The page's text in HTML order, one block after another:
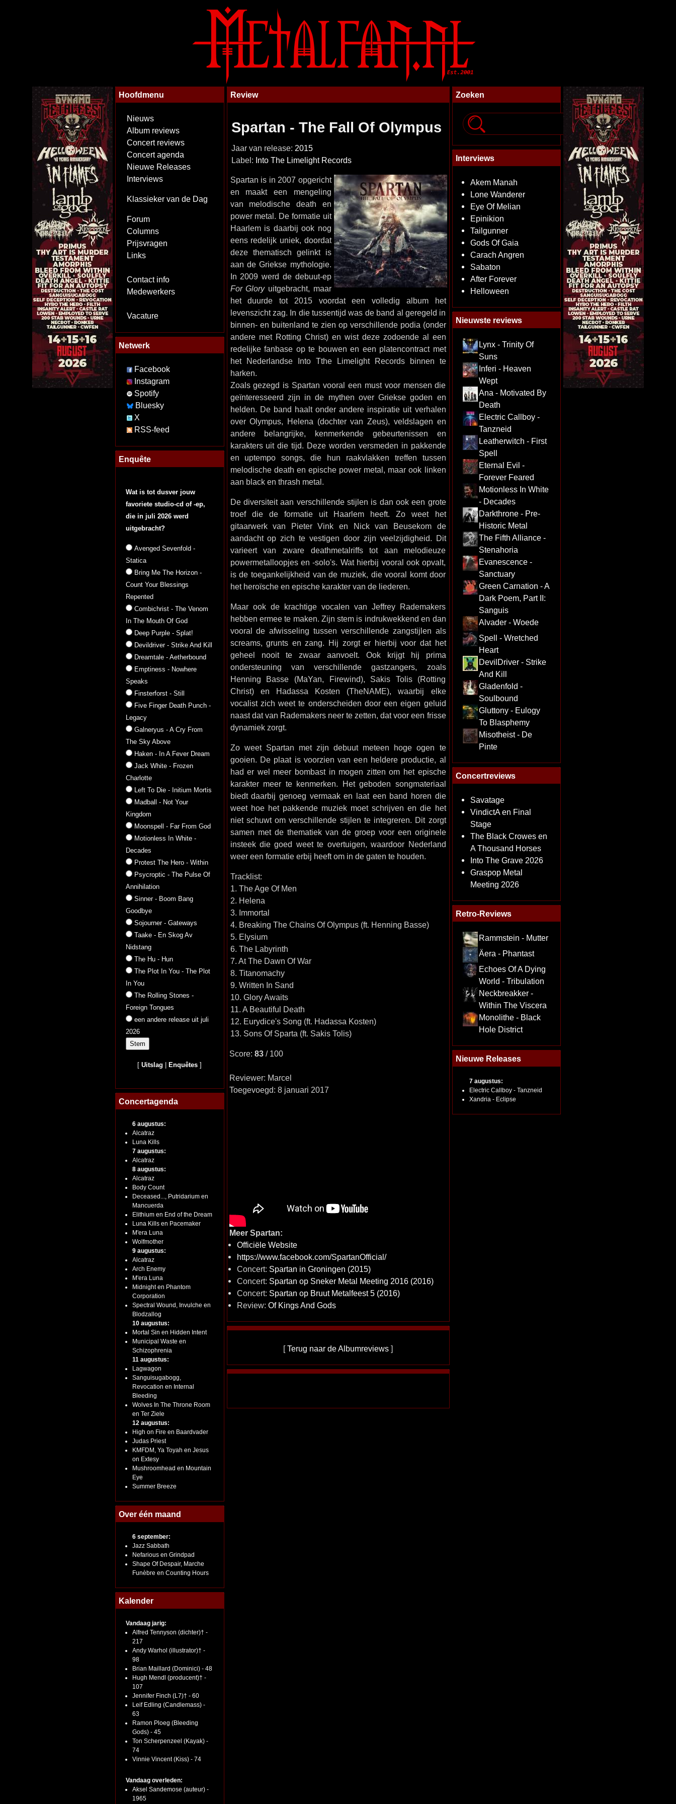
Hoofdmenu
Nieuws
Album reviews
Concert reviews
Concert agenda
Nieuwe Releases
Interviews
Klassieker van de Dag
Forum
Columns
Prijsvragen
Links
Contact info
Medewerkers
Vacature
Netwerk
Facebook
Instagram
Spotify
Bluesky
X
RSS-feed
Enquête
Wat is tot dusver jouw
favoriete studio-cd of -ep,
die in juli 2026 werd
uitgebracht?
Avenged Sevenfold -
Statica
Bring Me The Horizon -
Count Your Blessings
Repented
Combichrist - The Venom
In The Mouth Of God
Deep Purple - Splat!
Devildriver - Strike And Kill
Dreamtale - Aetherbound
Emptiness - Nowhere
Speaks
Finsterforst - Still
Five Finger Death Punch -
Legacy
Galneryus - A Cry From
The Sky Above
Haken - In A Fever Dream
Jack White - Frozen
Charlotte
Left To Die - Initium Mortis
Madball - Not Your
Kingdom
Moonspell - Far From God
Motionless In White -
Decades
Protest The Hero - Within
Psycroptic - The Pulse Of
Annihilation
Sinner - Boom Bang
Goodbye
Sojourner - Gateways
Taake - En Skog Av
Nidstang
The Hu - Hun
The Plot In You - The Plot
In You
The Rolling Stones -
Foreign Tongues
een andere release uit juli
2026
[Uitslag Enquêtes ]
Concertagenda
6 augustus:
Alcatraz
Luna Kills
7 augustus:
Alcatraz
8 augustus:
Alcatraz
Body Count
Deceased..., Putridarium en
Mancuerda
Elithium en End of the Dream
Luna Kills en Pacemaker
M'era Luna
Wolfmother
9 augustus:
Alcatraz
Arch Enemy
M'era Luna
Midnight en Phantom
Corporation
Spectral Wound, Invulche en
Blodzallog
10 augustus:
Mortal Sin en Hidden Intent
Municipal Waste en
Schizophrenia
11 augustus:
Lagwagon
Sanguisugabogg,
Revocation en Internal
Bleeding
Wolves In The Throne Room
en Ter Ziele
12 augustus:
High on Fire en Baardvader
Judas Priest
KMFDM, Ya Toyah en Jesus
on Extesy
Mushroomhead en Mountain
Eye
Summer Breeze
Over één maand
6 september:
Jazz Sabbath
Nefarious en Grindpad
Shape Of Despair, Marche
Funèbre en Counting Hours
Kalender
Vandaag jarig:
Alfred Tennyson (dichter)† -
217
Andy Warhol (illustrator)† -
98
Brian Maillard (Dominici) - 48
Hugh Mendl (producent)† -
107
Jennifer Finch (L7)† - 60
Leif Edling (Candlemass) -
63
Ramon Ploeg (Bleeding
Gods) - 45
Ton Scherpenzeel (Kayak) -
74
Vinnie Vincent (Kiss) - 74
Vandaag overleden:
Aksel Sandemose (auteur) -
1965
Review
Spartan - The Fall Of Olympus
Jaar van release: 2015
Label: Into The Limelight Records
Spartan is in 2007 opgericht
en maakt een mengeling
van melodische death en
power metal. De formatie uit
Haarlem is daarbij ook nog
eens redelijk uniek, doordat
deze thematisch gelinkt is
aan de Griekse mythologie.
In 2009 werd de debuut-ep
For Gloryuitgebracht, maar
het duurde tot 2015 voordat een volledig album het
levenszicht zag. In die tussentijd was de band al geregeld in
binnen- en buitenland te zien op verschillende podia (onder
andere met Rotting Christ) en wist deze zodoende al een
redelijke fanbase op te bouwen en een platencontract met
het Nederlandse Into Tthe Limelight Records binnen te
harken.
Zoals gezegd is Spartan vooral een must voor mensen die
geïnteresseerd zijn in de mythen over Griekse goden en
helden. De band haalt onder andere inspiratie uit verhalen
over Olympus, Helena (dochter van Zeus), veldslagen en
andere belangrijke, kenmerkende gebeurtenissen en
karakters uit die tijd. Deze worden versmeden in pakkende
en uptempo songs, die hun raakvlakken treffen tussen
melodische death en epische power metal, maar ook linken
aan black en thrash metal.
De diversiteit aan verschillende stijlen is dan ook een grote
troef die de formatie uit Haarlem heeft. Zo weet het
gitaarwerk van Pieter Vink en Nick van Beusekom de
aandacht op zich te vestigen door zijn veelzijdigheid. Dit
varieert van zware deathmetalriffs tot aan melodieuze
powermetalloopjes en -solo's. Wat hierbij vooral ook opvalt,
is de toegankelijkheid van de muziek, die vooral komt door
het heroïsche en epische karakter van de liederen.
Maar ook de krachtige vocalen van Jeffrey Rademakers
hebben ermee te maken. Zijn stem is indrukwekkend en dan
vooral de afwisseling tussen verschillende zangstijlen als
screams, grunts en zang. Hij zorgt er hierbij voor dat het
geheel nooit te zwaar aanvoelt. Ook krijgt hij prima
ondersteuning van verschillende gastzangers, zoals
Henning Basse (MaYan, Firewind), Sakis Tolis (Rotting
Christ) en Hadassa Kosten (TheNAME), waarbij elke
vocalist zich weet te onderscheiden door een eigen geluid
naast dat van Rademakers neer te zetten, dat voor een frisse
dynamiek zorgt.
Zo weet Spartan met zijn debuut meteen hoge ogen te
gooien. De plaat is voorzien van een heldere productie, al
had er wel meer bombast in mogen zitten om het epische
karakter meer te kenmerken. Het geboden songmateriaal
biedt daarbij genoeg vermaak en laat een band horen die
weet hoe het pakkende muziek moet schrijven en die het
niet schuwt om verschillende stijlen te integreren. Dit zorgt
samen met de thematiek van de groep voor een originele
insteek die goed weet te overtuigen, waardoor Nederland
weer een formatie erbij heeft om in de gaten te houden.
Tracklist:
1. The Age Of Men
2. Helena
3. Immortal
4. Breaking The Chains Of Olympus (ft. Henning Basse)
5. Elysium
6. The Labyrinth
7. At The Dawn Of War
8. Titanomachy
9. Written In Sand
10. Glory Awaits
11. A Beautiful Death
12. Eurydice's Song (ft. Hadassa Kosten)
13. Sons Of Sparta (ft. Sakis Tolis)
Score: 83/ 100
Reviewer: Marcel
Toegevoegd: 8 januari 2017
Meer Spartan:
Officiële Website
https://www.facebook.com/SpartanOfficial/
Concert: Spartan in Groningen (2015)
Concert: Spartan op Sneker Metal Meeting 2016 (2016)
Concert: Spartan op Bruut Metalfeest 5 (2016)
Review: Of Kings And Gods
[Terug naar de Albumreviews ]
Zoeken
Interviews
Akem Manah
Lone Wanderer
Eye Of Melian
Epinikion
Tailgunner
Gods Of Gaia
Carach Angren
Sabaton
After Forever
Helloween
Nieuwste reviews
Lynx - Trinity Of
Suns
Inferi - Heaven
Wept
Ana - Motivated By
Death
Electric Callboy -
Tanzneid
Leatherwitch - First
Spell
Eternal Evil -
Forever Feared
Motionless In White
- Decades
Darkthrone - Pre-
Historic Metal
The Fifth Alliance -
Stenahoria
Evanescence -
Sanctuary
Green Carnation - A
Dark Poem, Part II:
Sanguis
Alvader - Woede
Spell - Wretched
Heart
DevilDriver - Strike
And Kill
Gladenfold -
Soulbound
Gluttony - Eulogy
To Blasphemy
Misotheist - De
Pinte
Concertreviews
Savatage
VindictA en Final
Stage
The Black Crowes en
A Thousand Horses
Into The Grave 2026
Graspop Metal
Meeting 2026
Retro-Reviews
Rammstein - Mutter
Äera - Phantast
Echoes Of A Dying
World - Tribulation
Neckbreakker -
Within The Viscera
Monolithe - Black
Hole District
Nieuwe Releases
7 augustus:
Electric Callboy - Tanzneid
Xandria - Eclipse